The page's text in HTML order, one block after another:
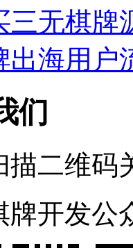
三无棋牌
出海用户
们
描二维码
牌开发公